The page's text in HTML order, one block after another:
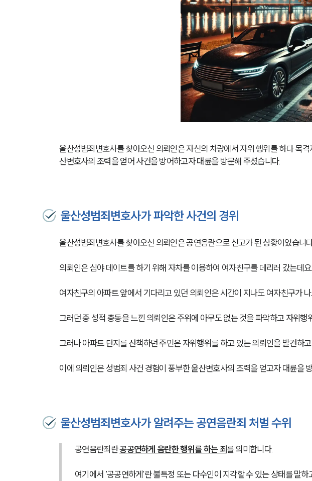
울산성범죄변호사를 찾아오신 의뢰인은 자신의 차량에서 자위 행위를 하다 목
산변호사의 조력을 얻어 사건을 방어하고자 대륜을 방문해 주셨습니다.
울산성범죄변호사가 파악한 사건의 경위
울산성범죄변호사를 찾아오신 의뢰인은 공연음란으로 신고가 된 상황이었습니
의뢰인은 심야 데이트를 하기 위해 자차를 이용하여 여자친구를 데리러 갔는데요.
여자친구의 아파트 앞에서 기다리고 있던 의뢰인은 시간이 지나도 여자친구가
그러던 중 성적 충동을 느낀 의뢰인은 주위에 아무도 없는 것을 파악하고 자위행
그러나 아파트 단지를 산책하던 주민은 자위행위를 하고 있는 의뢰인을 발견하
이에 의뢰인은 성범죄 사건 경험이 풍부한 울산변호사의 조력을 얻고자 대륜을
울산성범죄변호사가 알려주는 공연음란죄 처벌 수위
공연음란죄란 공공연하게 음란한 행위를 하는 죄를 의미합니다.
여기에서 '공공연하게'란 불특정 또는 다수인이 지각할 수 있는 상태를 말